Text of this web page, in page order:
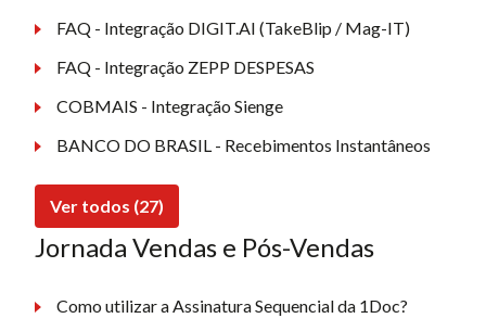
FAQ - Integração DIGIT.AI (TakeBlip / Mag-IT)
FAQ - Integração ZEPP DESPESAS
COBMAIS - Integração Sienge
BANCO DO BRASIL - Recebimentos Instantâneos
Ver todos (27)
Jornada Vendas e Pós-Vendas
Como utilizar a Assinatura Sequencial da 1Doc?